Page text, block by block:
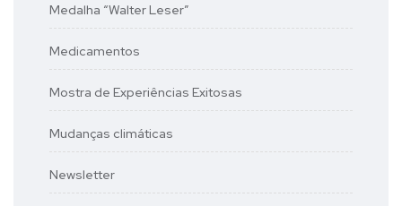
Medalha “Walter Leser”
Medicamentos
Mostra de Experiências Exitosas
Mudanças climáticas
Newsletter